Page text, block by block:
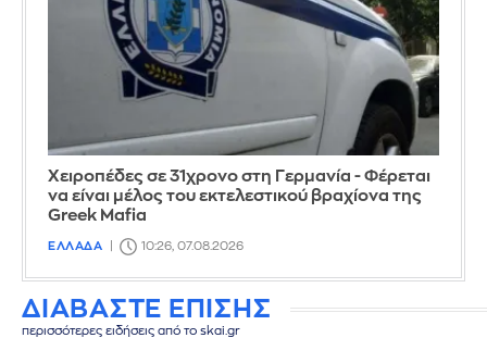
Χειροπέδες σε 31χρονο στη Γερμανία - Φέρεται
να είναι μέλος του εκτελεστικού βραχίονα της
Greek Mafia
ΕΛΛΑΔΑ 10:26, 07.08.2026
ΔΙΑΒΑΣΤΕ ΕΠΙΣΗΣ
περισσότερες ειδήσεις από το skai.gr